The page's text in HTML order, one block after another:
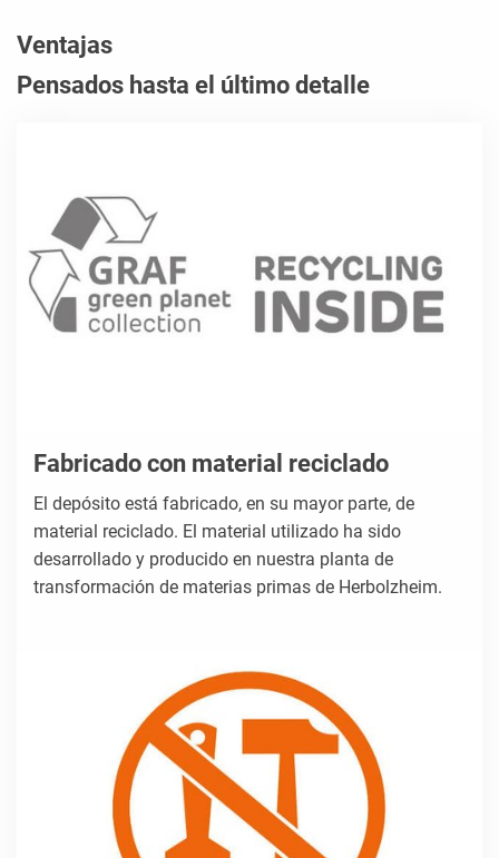
Ventajas
Pensados hasta el último detalle
Fabricado con material reciclado
El depósito está fabricado, en su mayor parte, de
material reciclado. El material utilizado ha sido
desarrollado y producido en nuestra planta de
transformación de materias primas de Herbolzheim.